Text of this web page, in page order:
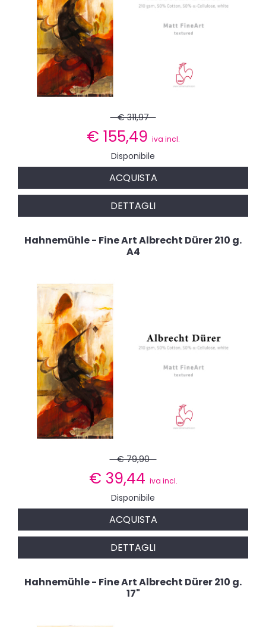
€ 311,97
€ 155,49 iva incl.
Disponibile
ACQUISTA
DETTAGLI
Hahnemühle - Fine Art Albrecht Dürer 210 g.
A4
€ 79,90
€ 39,44 iva incl.
Disponibile
ACQUISTA
DETTAGLI
Hahnemühle - Fine Art Albrecht Dürer 210 g.
17"